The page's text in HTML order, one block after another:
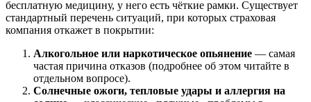
бесплатную медицину, у него есть чёткие рамки. Существует
стандартный перечень ситуаций, при которых страховая
компания откажет в покрытии:
Алкогольное или наркотическое опьянение — самая
частая причина отказов (подробнее об этом читайте в
отдельном вопросе).
Солнечные ожоги, тепловые удары и аллергия на